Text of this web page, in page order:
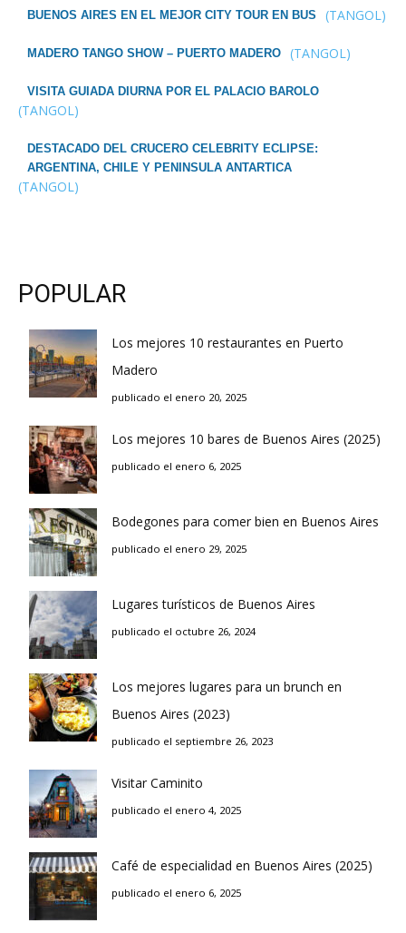
BUENOS AIRES EN EL MEJOR CITY TOUR EN BUS (TANGOL)
MADERO TANGO SHOW – PUERTO MADERO (TANGOL)
VISITA GUIADA DIURNA POR EL PALACIO BAROLO
(TANGOL)
DESTACADO DEL CRUCERO CELEBRITY ECLIPSE:
ARGENTINA, CHILE Y PENINSULA ANTARTICA
(TANGOL)
POPULAR
Los mejores 10 restaurantes en Puerto
Madero
publicado el enero 20, 2025
Los mejores 10 bares de Buenos Aires (2025)
publicado el enero 6, 2025
Bodegones para comer bien en Buenos Aires
publicado el enero 29, 2025
Lugares turísticos de Buenos Aires
publicado el octubre 26, 2024
Los mejores lugares para un brunch en
Buenos Aires (2023)
publicado el septiembre 26, 2023
Visitar Caminito
publicado el enero 4, 2025
Café de especialidad en Buenos Aires (2025)
publicado el enero 6, 2025